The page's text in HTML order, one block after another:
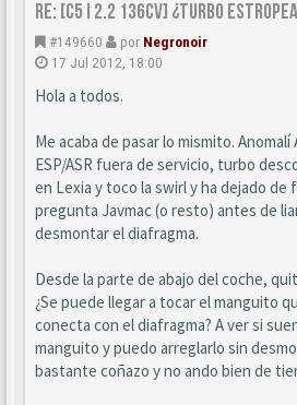
Re: [C5 I 2.2 136cv] ¿turbo
#149660 por Negronoir
17 Jul 2012, 18:00
Hola a todos.
Me acaba de pasar lo mismito.
ESP/ASR fuera de servicio, turbo
en Lexia y toco la swirl y ha dejado de
pregunta Javmac (o resto) antes de
desmontar el diafragma.
Desde la parte de abajo del coche,
¿Se puede llegar a tocar el manguito
conecta con el diafragma? A ver si
manguito y puedo arreglarlo sin
bastante coñazo y no ando bien de